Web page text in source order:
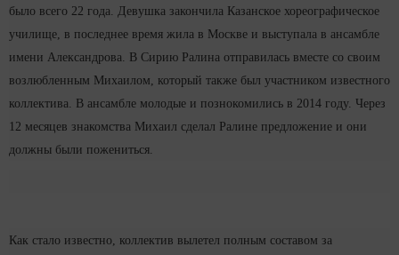
было всего 22 года. Девушка закончила Казанское хореографическое
училище, в последнее время жила в Москве и выступала в ансамбле
имени Александрова. В Сирию Ралина отправилась вместе со своим
возлюбленным Михаилом, который также был участником известного
коллектива. В ансамбле молодые и познокомились в 2014 году. Через
12 месяцев знакомства Михаил сделал Ралине предложение и они
должны были пожениться.
Как стало известно, коллектив вылетел полным составом за